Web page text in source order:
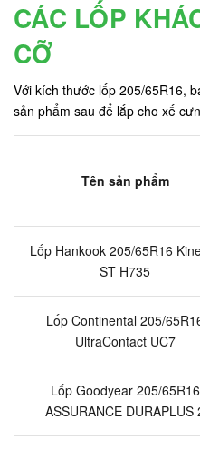
CÁC LỐP
CỠ
Với kích thước lốp 205/65R16,
sản phẩm sau để lắp cho xế
Tên sản phẩm
Lốp Hankook 205/65R16
ST H735
Lốp Continental 205/
UltraContact UC7
Lốp Goodyear 205/65R16
ASSURANCE DURAPLUS